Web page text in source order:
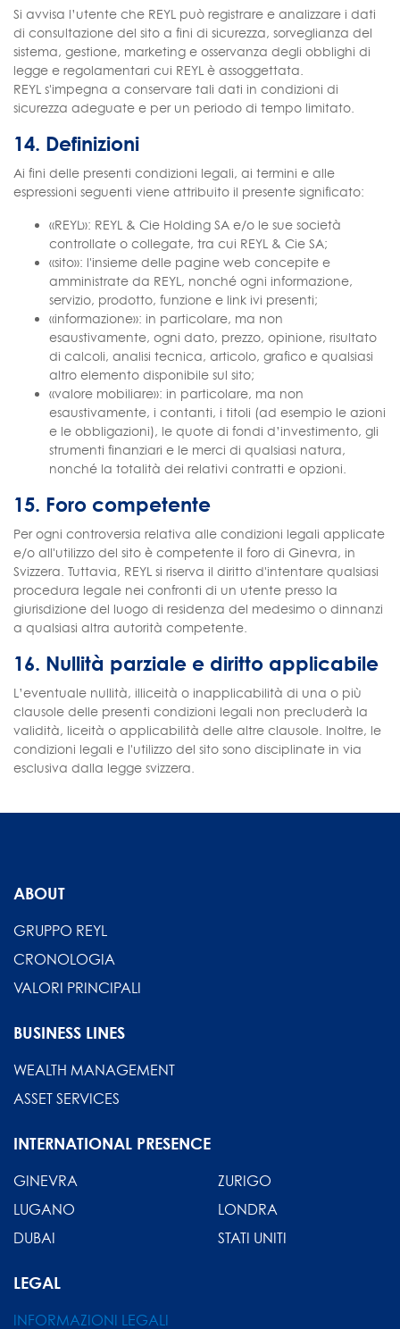
Si avvisa l’utente che REYL può registrare e analizzare i dati
di consultazione del sito a fini di sicurezza, sorveglianza del
sistema, gestione, marketing e osservanza degli obblighi di
legge e regolamentari cui REYL è assoggettata.
REYL s'impegna a conservare tali dati in condizioni di
sicurezza adeguate e per un periodo di tempo limitato.
14. Definizioni
Ai fini delle presenti condizioni legali, ai termini e alle
espressioni seguenti viene attribuito il presente significato:
«REYL»: REYL & Cie Holding SA e/o le sue società
controllate o collegate, tra cui REYL & Cie SA;
«sito»: l'insieme delle pagine web concepite e
amministrate da REYL, nonché ogni informazione,
servizio, prodotto, funzione e link ivi presenti;
«informazione»: in particolare, ma non
esaustivamente, ogni dato, prezzo, opinione, risultato
di calcoli, analisi tecnica, articolo, grafico e qualsiasi
altro elemento disponibile sul sito;
«valore mobiliare»: in particolare, ma non
esaustivamente, i contanti, i titoli (ad esempio le azioni
e le obbligazioni), le quote di fondi d’investimento, gli
strumenti finanziari e le merci di qualsiasi natura,
nonché la totalità dei relativi contratti e opzioni.
15. Foro competente
Per ogni controversia relativa alle condizioni legali applicate
e/o all'utilizzo del sito è competente il foro di Ginevra, in
Svizzera. Tuttavia, REYL si riserva il diritto d'intentare qualsiasi
procedura legale nei confronti di un utente presso la
giurisdizione del luogo di residenza del medesimo o dinnanzi
a qualsiasi altra autorità competente.
16. Nullità parziale e diritto applicabile
L’eventuale nullità, illiceità o inapplicabilità di una o più
clausole delle presenti condizioni legali non precluderà la
validità, liceità o applicabilità delle altre clausole. Inoltre, le
condizioni legali e l'utilizzo del sito sono disciplinate in via
esclusiva dalla legge svizzera.
ABOUT
GRUPPO REYL
CRONOLOGIA
VALORI PRINCIPALI
BUSINESS LINES
WEALTH MANAGEMENT
ASSET SERVICES
INTERNATIONAL PRESENCE
GINEVRA
ZURIGO
LUGANO
LONDRA
DUBAI
STATI UNITI
LEGAL
INFORMAZIONI LEGALI